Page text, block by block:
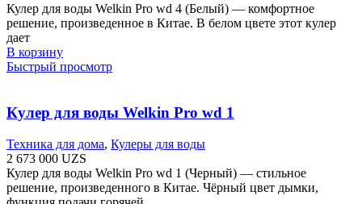
Кулер для воды Welkin Pro wd 4 (Белый) — комфортное
решение, произведенное в Китае. В белом цвете этот кулер
дает
В корзину
Быстрый просмотр
Кулер для воды Welkin Pro wd 1
Техника для дома, Кулеры для воды
2 673 000 UZS
Кулер для воды Welkin Pro wd 1 (Черный) — стильное
решение, произведенного в Китае. Чёрный цвет дымки,